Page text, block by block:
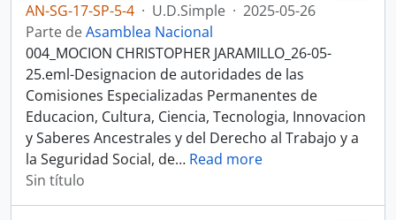
AN-SG-17-SP-5-4 · U.D.Simple · 2025-05-26
Parte deAsamblea Nacional
004_MOCION CHRISTOPHER JARAMILLO_26-05-
25.eml-Designacion de autoridades de las
Comisiones Especializadas Permanentes de
Educacion, Cultura, Ciencia, Tecnologia, Innovacion
y Saberes Ancestrales y del Derecho al Trabajo y a
la Seguridad Social, de… Read more
Sin título